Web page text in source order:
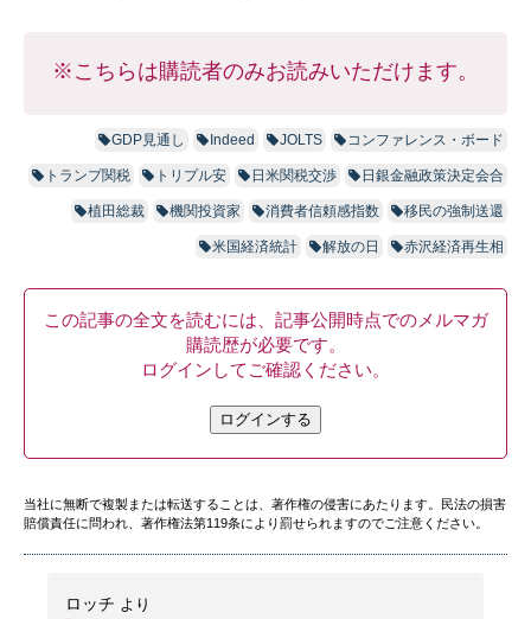
※こちらは購読者のみお読みいただけます。
GDP見通し Indeed JOLTS コンファレンス・ボード
トランプ関税 トリプル安 日米関税交渉 日銀金融政策決定会合
植田総裁 機関投資家 消費者信頼感指数 移民の強制送還
米国経済統計 解放の日 赤沢経済再生相
この記事の全文を読むには、記事公開時点でのメルマガ
購読歴が必要です。
ログインしてご確認ください。
ログインする
当社に無断で複製または転送することは、著作権の侵害にあたります。民法の損害
賠償責任に問われ、著作権法第119条により罰せられますのでご注意ください。
ロッチ より